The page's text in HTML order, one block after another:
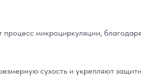
микроциркуляции,
сухость и укрепляют